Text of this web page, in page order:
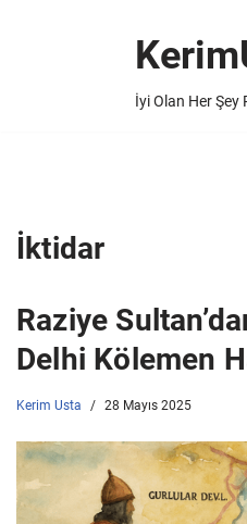
İyi Olan Her Şey
İktidar
Raziye
Delhi Kölemen
Kerim Usta 28 Mayıs 2025